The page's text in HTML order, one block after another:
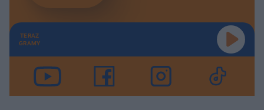
TERAZ
GRAMY